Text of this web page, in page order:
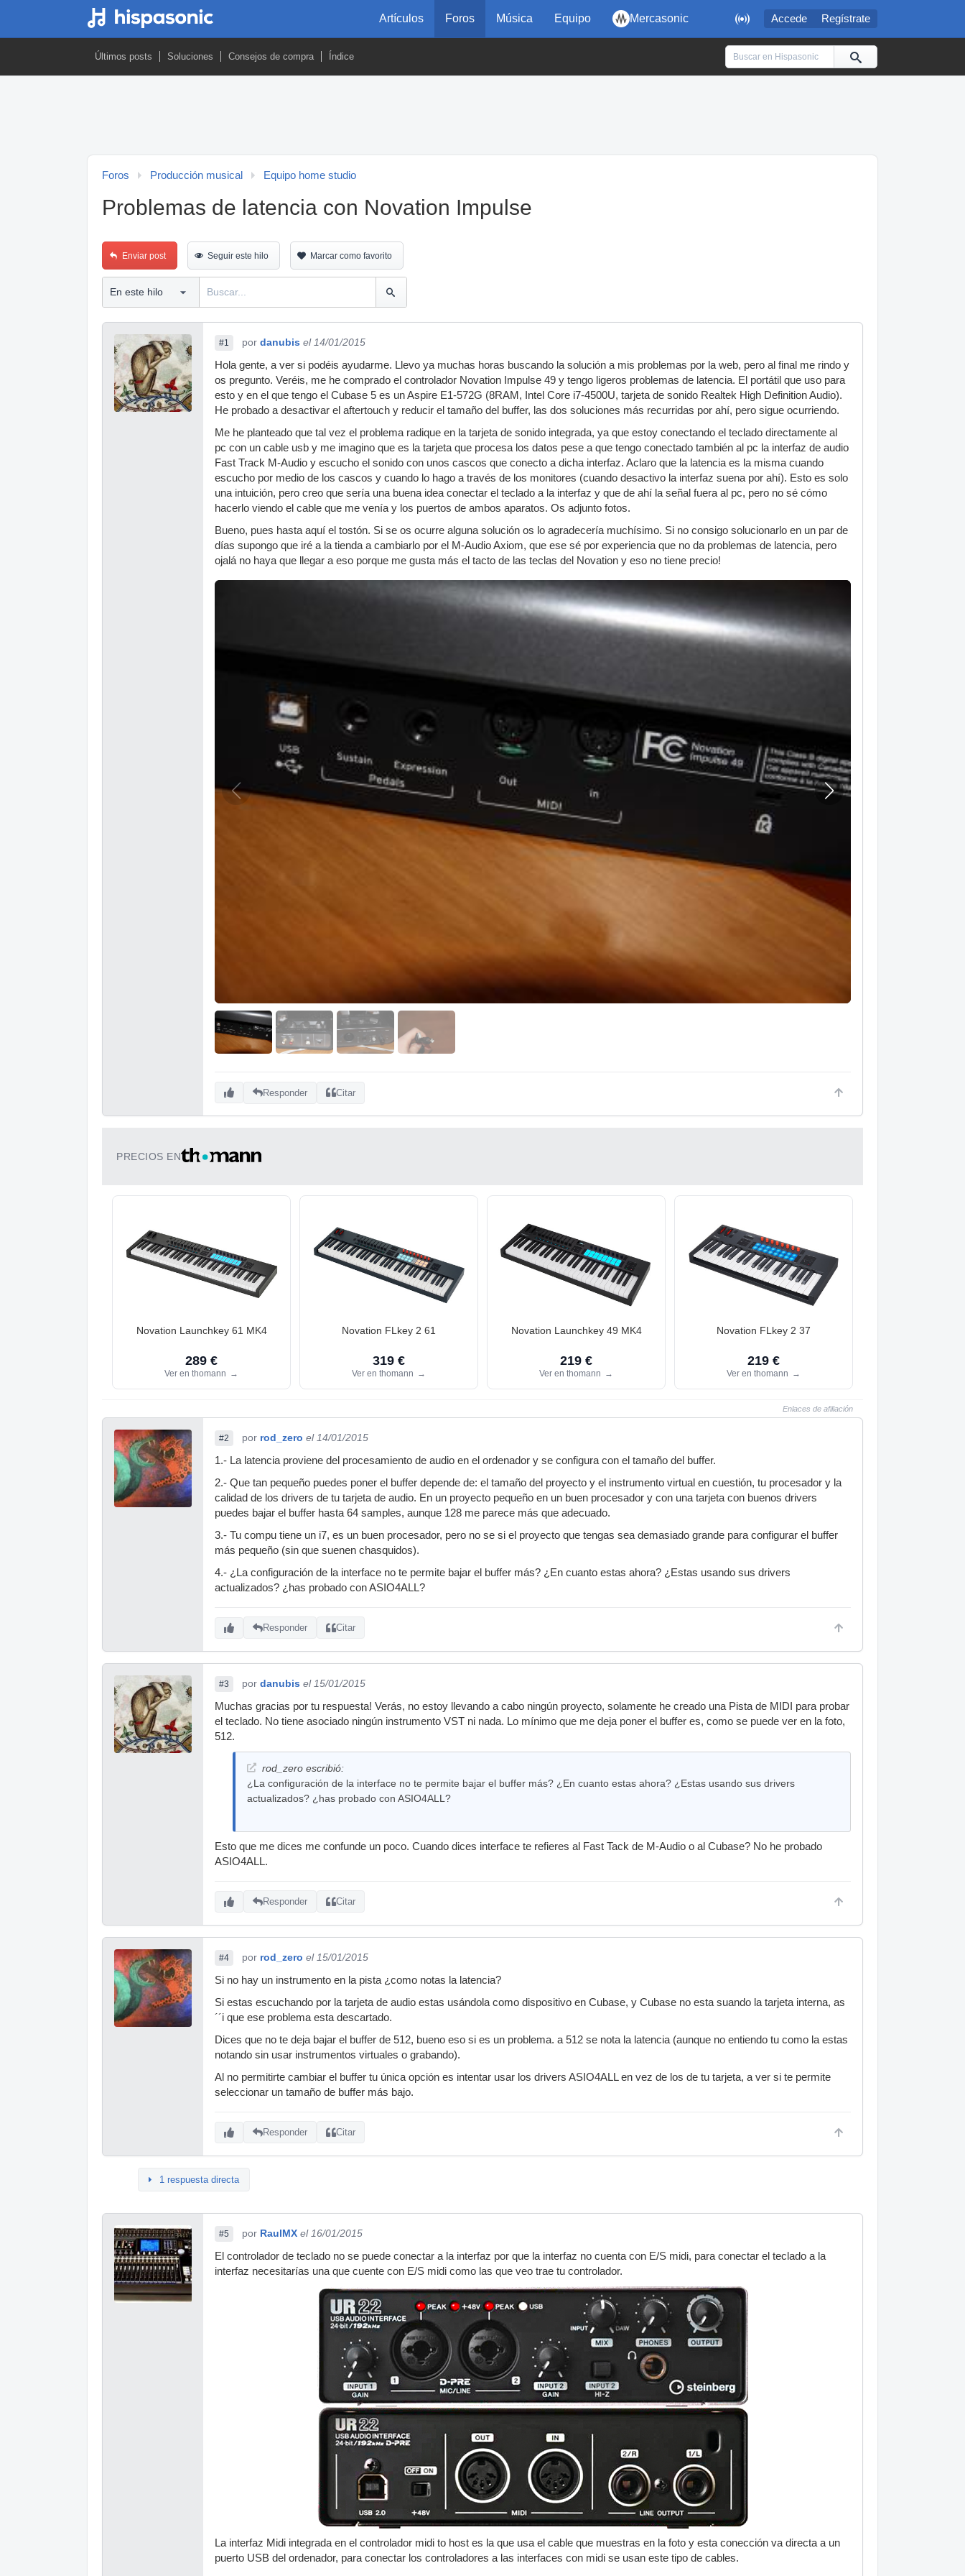
 Accede Regístrate
Artículos Foros Música Equipo Mercasonic
Últimos posts Soluciones Consejos de compra Índice
Foros Producción musical Equipo home studio
Problemas de latencia con Novation Impulse
Enviar post Seguir este hilo Marcar como favorito
#1 por danubis el 14/01/2015
Hola gente, a ver si podéis ayudarme. Llevo ya muchas horas buscando la solución a mis problemas por la web, pero al final me rindo y
os pregunto. Veréis, me he comprado el controlador Novation Impulse 49 y tengo ligeros problemas de latencia. El portátil que uso para
esto y en el que tengo el Cubase 5 es un Aspire E1-572G (8RAM, Intel Core i7-4500U, tarjeta de sonido Realtek High Definition Audio).
He probado a desactivar el aftertouch y reducir el tamaño del buffer, las dos soluciones más recurridas por ahí, pero sigue ocurriendo.
Me he planteado que tal vez el problema radique en la tarjeta de sonido integrada, ya que estoy conectando el teclado directamente al
pc con un cable usb y me imagino que es la tarjeta que procesa los datos pese a que tengo conectado también al pc la interfaz de audio
Fast Track M-Audio y escucho el sonido con unos cascos que conecto a dicha interfaz. Aclaro que la latencia es la misma cuando
escucho por medio de los cascos y cuando lo hago a través de los monitores (cuando desactivo la interfaz suena por ahí). Esto es solo
una intuición, pero creo que sería una buena idea conectar el teclado a la interfaz y que de ahí la señal fuera al pc, pero no sé cómo
hacerlo viendo el cable que me venía y los puertos de ambos aparatos. Os adjunto fotos.
Bueno, pues hasta aquí el tostón. Si se os ocurre alguna solución os lo agradecería muchísimo. Si no consigo solucionarlo en un par de
días supongo que iré a la tienda a cambiarlo por el M-Audio Axiom, que ese sé por experiencia que no da problemas de latencia, pero
ojalá no haya que llegar a eso porque me gusta más el tacto de las teclas del Novation y eso no tiene precio!
Responder Citar
PRECIOS EN
Novation Launchkey 61 MK4
289 €
Ver en thomann →
Novation FLkey 2 61
319 €
Ver en thomann →
Novation Launchkey 49 MK4
219 €
Ver en thomann →
Novation FLkey 2 37
219 €
Ver en thomann →
Enlaces de afiliación
#2 por rod_zero el 14/01/2015
1.- La latencia proviene del procesamiento de audio en el ordenador y se configura con el tamaño del buffer.
2.- Que tan pequeño puedes poner el buffer depende de: el tamaño del proyecto y el instrumento virtual en cuestión, tu procesador y la
calidad de los drivers de tu tarjeta de audio. En un proyecto pequeño en un buen procesador y con una tarjeta con buenos drivers
puedes bajar el buffer hasta 64 samples, aunque 128 me parece más que adecuado.
3.- Tu compu tiene un i7, es un buen procesador, pero no se si el proyecto que tengas sea demasiado grande para configurar el buffer
más pequeño (sin que suenen chasquidos).
4.- ¿La configuración de la interface no te permite bajar el buffer más? ¿En cuanto estas ahora? ¿Estas usando sus drivers
actualizados? ¿has probado con ASIO4ALL?
Responder Citar
#3 por danubis el 15/01/2015
Muchas gracias por tu respuesta! Verás, no estoy llevando a cabo ningún proyecto, solamente he creado una Pista de MIDI para probar
el teclado. No tiene asociado ningún instrumento VST ni nada. Lo mínimo que me deja poner el buffer es, como se puede ver en la foto,
512.
rod_zero escribió:
¿La configuración de la interface no te permite bajar el buffer más? ¿En cuanto estas ahora? ¿Estas usando sus drivers
actualizados? ¿has probado con ASIO4ALL?
Esto que me dices me confunde un poco. Cuando dices interface te refieres al Fast Tack de M-Audio o al Cubase? No he probado
ASIO4ALL.
Responder Citar
#4 por rod_zero el 15/01/2015
Si no hay un instrumento en la pista ¿como notas la latencia?
Si estas escuchando por la tarjeta de audio estas usándola como dispositivo en Cubase, y Cubase no esta suando la tarjeta interna, as
´´i que ese problema esta descartado.
Dices que no te deja bajar el buffer de 512, bueno eso si es un problema. a 512 se nota la latencia (aunque no entiendo tu como la estas
notando sin usar instrumentos virtuales o grabando).
Al no permitirte cambiar el buffer tu única opción es intentar usar los drivers ASIO4ALL en vez de los de tu tarjeta, a ver si te permite
seleccionar un tamaño de buffer más bajo.
Responder Citar
1 respuesta directa
#5 por RaulMX el 16/01/2015
El controlador de teclado no se puede conectar a la interfaz por que la interfaz no cuenta con E/S midi, para conectar el teclado a la
interfaz necesitarías una que cuente con E/S midi como las que veo trae tu controlador.
La interfaz Midi integrada en el controlador midi to host es la que usa el cable que muestras en la foto y esta conección va directa a un
puerto USB del ordenador, para conectar los controladores a las interfaces con midi se usan este tipo de cables.